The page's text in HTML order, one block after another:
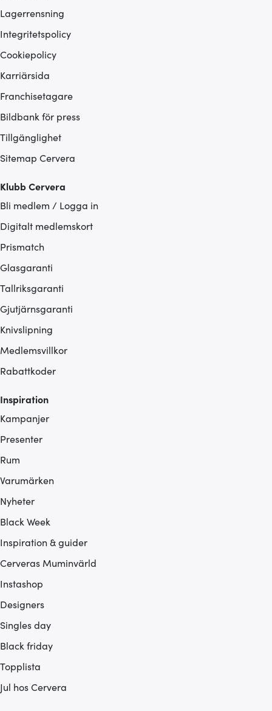
Lagerrensning
Integritetspolicy
Cookiepolicy
Karriärsida
Franchisetagare
Bildbank för press
Tillgänglighet
Sitemap Cervera
Klubb Cervera
Bli medlem / Logga in
Digitalt medlemskort
Prismatch
Glasgaranti
Tallriksgaranti
Gjutjärnsgaranti
Knivslipning
Medlemsvillkor
Rabattkoder
Inspiration
Kampanjer
Presenter
Rum
Varumärken
Nyheter
Black Week
Inspiration & guider
Cerveras Muminvärld
Instashop
Designers
Singles day
Black friday
Topplista
Jul hos Cervera